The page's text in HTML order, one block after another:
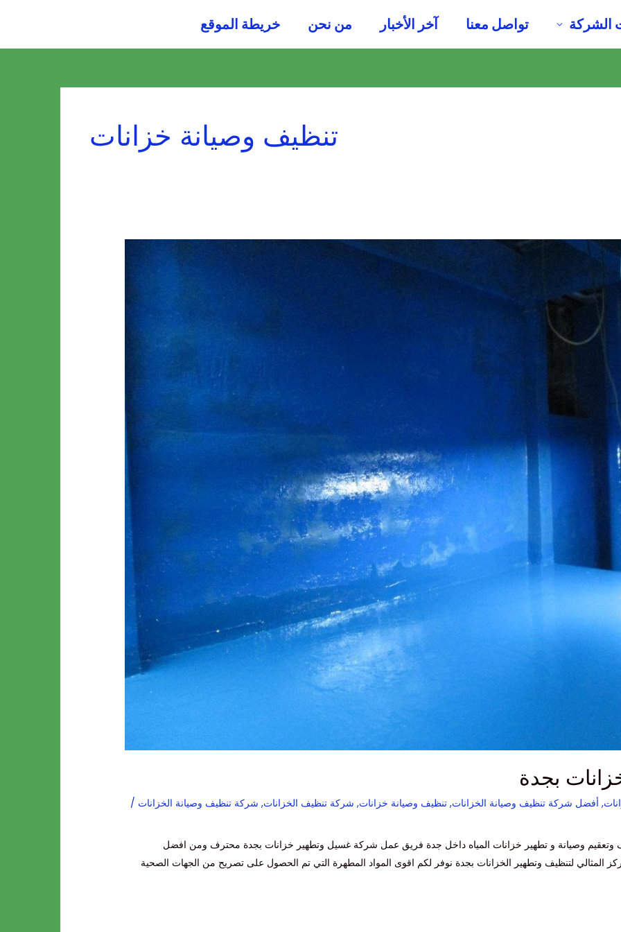
الشركة تواصل معنا آخر الأخبار من نحن خريطة الموقع
تنظيف وصيانة خزانات
بجدة
, أفضل شركة تنظيف وصيانة الخزانات,تنظيف وصيانة خزانات, شركة تنظيف الخزانات, شركة تنظيف وصيانة الخزانات /
وتعقيم وصيانة و تطهير خزانات المياه داخل جدة فريق عمل شركة غسيل وتطهير خزانات بجدة محترف ومن افضل
لتنظيف وتطهير الخزانات بجدة نوفر لكم اقوى المواد المطهرة التي تم الحصول على تصريح من الجهات الصحية